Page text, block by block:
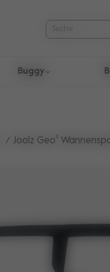
Buggy
Joolz Geo²